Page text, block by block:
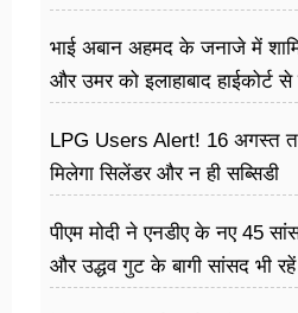
भाई अबान अहमद के जनाजे में
और उमर को इलाहाबाद हाईकोर्ट से
LPG Users Alert! 16 अगस्त
मिलेगा सिलेंडर और न ही सब्सिडी
पीएम मोदी ने एनडीए के नए 45
और उद्धव गुट के बागी सांसद भी